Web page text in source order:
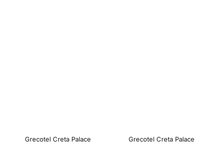
Grecotel Creta Palace Grecotel Creta Palace